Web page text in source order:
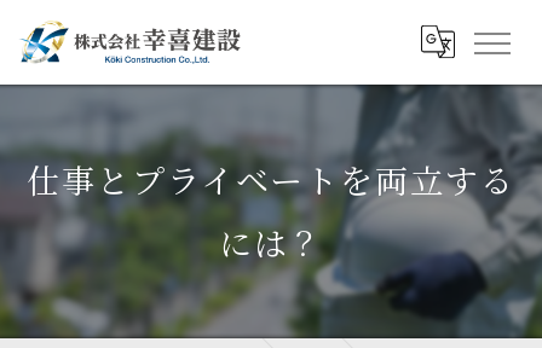
仕事とプライベートを両立する
には？